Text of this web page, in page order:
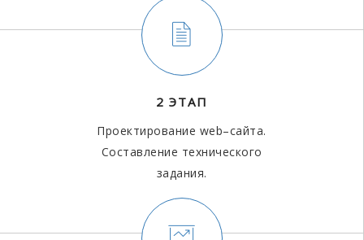
2 ЭТАП
Проектирование web–сайта.
Составление технического
задания.